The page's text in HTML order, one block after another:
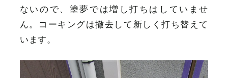
ないので、塗夢では増し打ちはしていませ
ん。コーキングは撤去して新しく打ち替えて
います。